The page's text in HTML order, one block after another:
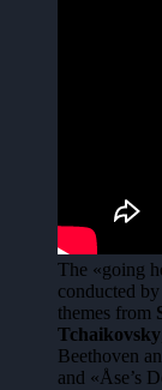
The «going
conducted
themes from
Tchaikovsky
Beethoven
and «Åse’s